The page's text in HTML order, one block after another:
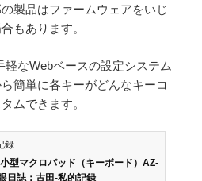
製品はファームウェアをいじ
もあります。
軽なWebベースの設定システム
簡単に各キーがどんなキーコ
ムできます。
録
型マクロパッド（キーボード）AZ-
日誌：古田-私的記録